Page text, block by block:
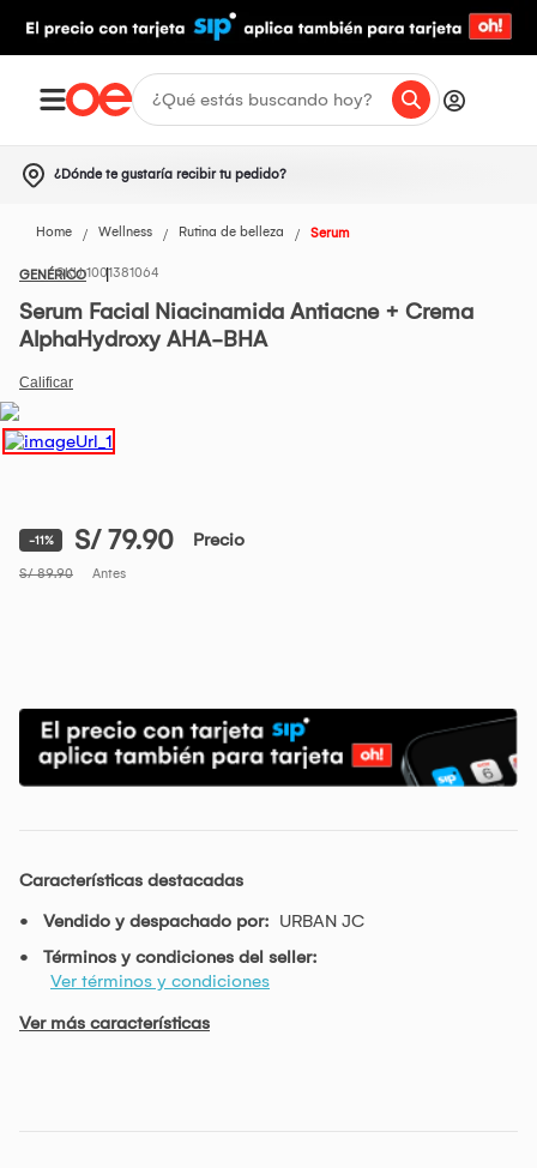
¿Dónde te gustaría recibir tu pedido?
Home Wellness Rutina de belleza Serum
GENÉRICO1001381064
Serum Facial Niacinamida Antiacne + Crema
AlphaHydroxy AHA-BHA
-11% S/ 79.90 Precio
S/ 89.90 Antes
Características destacadas
Vendido y despachado por: URBAN JC
Términos y condiciones del seller:
Ver términos y condiciones
Ver más características